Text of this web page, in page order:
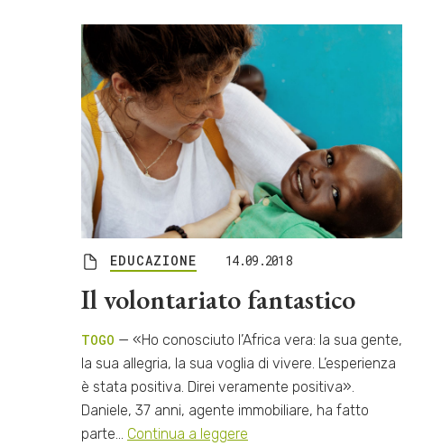
EDUCAZIONE 14.09.2018
Il volontariato fantastico
TOGO — «Ho conosciuto l’Africa vera: la sua gente,
la sua allegria, la sua voglia di vivere. L’esperienza
è stata positiva. Direi veramente positiva».
Daniele, 37 anni, agente immobiliare, ha fatto
parte… Continua a leggere